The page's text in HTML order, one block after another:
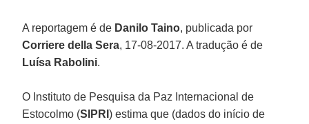
A reportagem é de Danilo Taino, publicada por
Corriere della Sera, 17-08-2017. A tradução é de
Luísa Rabolini.
O Instituto de Pesquisa da Paz Internacional de
Estocolmo (SIPRI) estima que (dados do início de